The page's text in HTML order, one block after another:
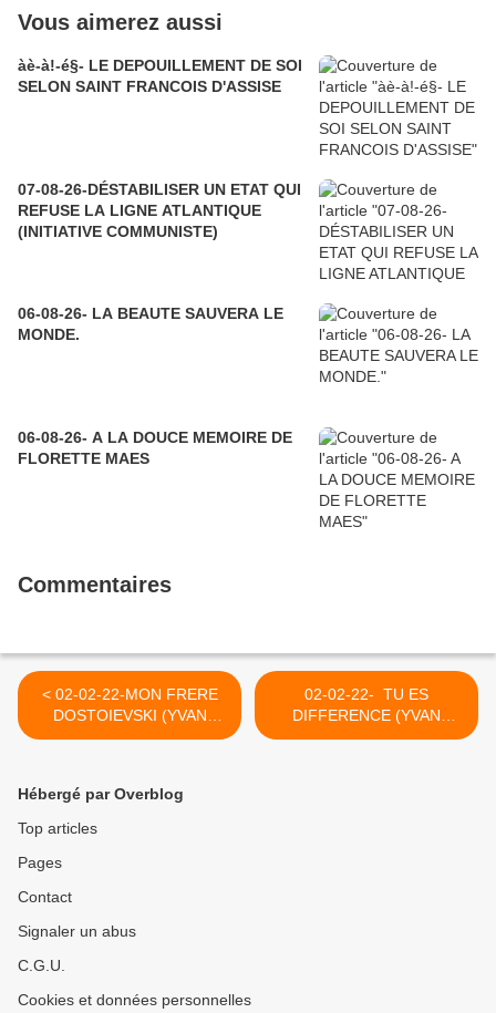
Vous aimerez aussi
àè-à!-é§- LE DEPOUILLEMENT DE SOI
SELON SAINT FRANCOIS D'ASSISE
07-08-26-DÉSTABILISER UN ETAT QUI
REFUSE LA LIGNE ATLANTIQUE
(INITIATIVE COMMUNISTE)
06-08-26- LA BEAUTE SAUVERA LE
MONDE.
06-08-26- A LA DOUCE MEMOIRE DE
FLORETTE MAES
Commentaires
< 02-02-22-MON FRERE
DOSTOIEVSKI (YVAN
BALCHOY)
02-02-22- TU ES
DIFFERENCE (YVAN
BALCHOY) >
Hébergé par Overblog
Top articles
Pages
Contact
Signaler un abus
C.G.U.
Cookies et données personnelles